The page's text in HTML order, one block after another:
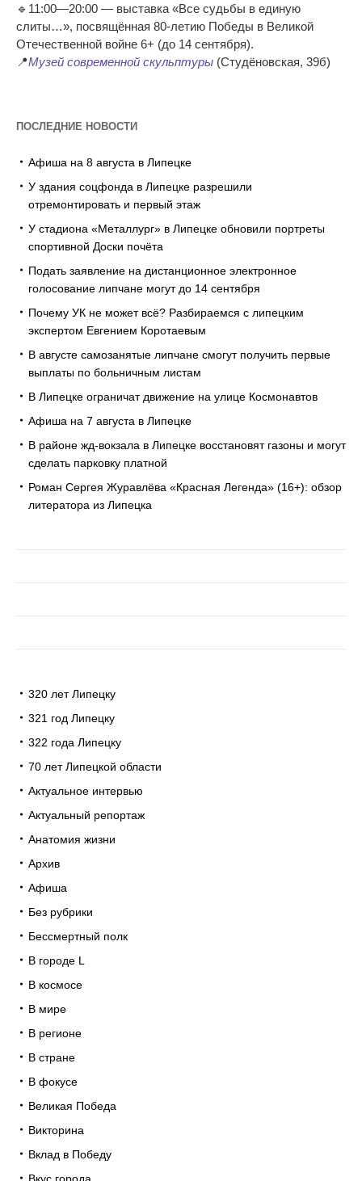
🔹11:00—20:00 — выставка «Все судьбы в единую
слиты…», посвящённая 80-летию Победы в Великой
Отечественной войне 6+ (до 14 сентября).
📍Музей современной скульптуры (Студёновская, 39б)
ПОСЛЕДНИЕ НОВОСТИ
Афиша на 8 августа в Липецке
У здания соцфонда в Липецке разрешили
отремонтировать и первый этаж
У стадиона «Металлург» в Липецке обновили портреты
спортивной Доски почёта
Подать заявление на дистанционное электронное
голосование липчане могут до 14 сентября
Почему УК не может всё? Разбираемся с липецким
экспертом Евгением Коротаевым
В августе самозанятые липчане смогут получить первые
выплаты по больничным листам
В Липецке ограничат движение на улице Космонавтов
Афиша на 7 августа в Липецке
В районе жд-вокзала в Липецке восстановят газоны и могут
сделать парковку платной
Роман Сергея Журавлёва «Красная Легенда» (16+): обзор
литератора из Липецка
320 лет Липецку
321 год Липецку
322 года Липецку
70 лет Липецкой области
Актуальное интервью
Актуальный репортаж
Анатомия жизни
Архив
Афиша
Без рубрики
Бессмертный полк
В городе L
В космосе
В мире
В регионе
В стране
В фокусе
Великая Победа
Викторина
Вклад в Победу